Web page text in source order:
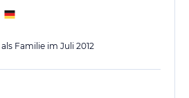
als Familie im Juli 2012